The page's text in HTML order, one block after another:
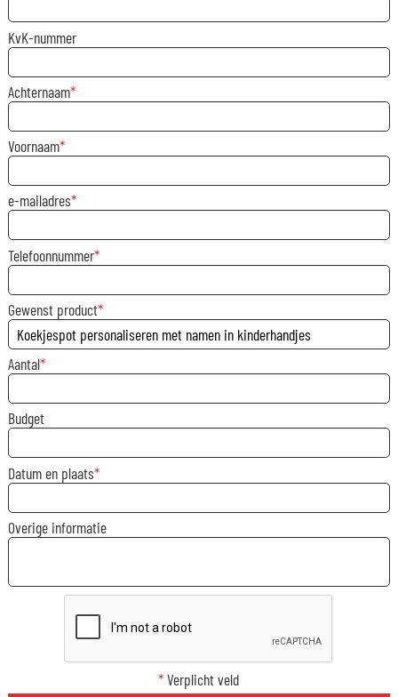
KvK-nummer
Achternaam
Voornaam
e-mailadres
Telefoonnummer
Gewenst product
Aantal
Budget
Datum en plaats
Overige informatie
*Verplicht veld